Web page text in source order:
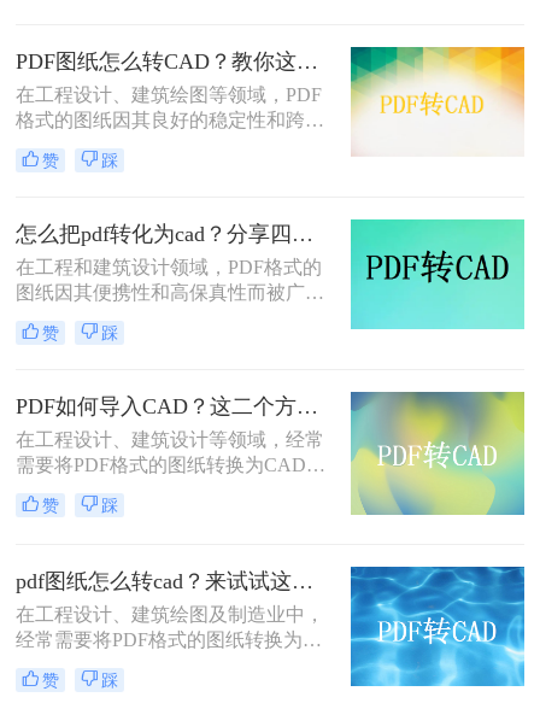
呢？本文将详细介绍两种将PDF图纸
转换为CAD图纸的实用方法。
PDF图纸怎么转CAD？教你这三种实用方法！
在工程设计、建筑绘图等领域，PDF
格式的图纸因其良好的稳定性和跨平
台性而得到广泛应用。然而，有时需
要将PDF图纸转换为CAD文件，以便
步设计。那么PDF图纸怎么转CAD
呢？本文将介绍三种将PDF图纸转换
为CAD文件的实用方法。
赞 踩
怎么把pdf转化为cad？分享四种转换方案！
在工程和建筑设计领域，PDF格式的
图纸因其便携性和高保真性而被广泛
使用。然而，为了进行更深入的编辑
和修改，设计师们往往需要将PDF图
式。那么怎么把pdf转化为cad呢？本
文将详细介绍四种将PDF转化为CAD
的方法。
赞 踩
PDF如何导入CAD？这二个方法可以帮助你解决问题！
在工程设计、建筑设计等领域，经常
需要将PDF格式的图纸转换为CAD格
式，以便于进一步编辑和使用。然
而，由于PDF文件的特殊性，这一过
导入CAD呢？本文将详细介绍两种高
效的方法，帮助您轻松实现PDF到
CAD的转换。
赞 踩
pdf图纸怎么转cad？来试试这两种实用方法！
在工程设计、建筑绘图及制造业中，
经常需要将PDF格式的图纸转换为
CAD（Computer-Aided Design）文
件，以便进行进一步的编辑、修改或
赞 踩